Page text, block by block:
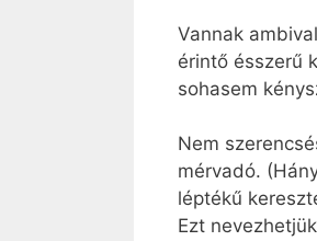
Vannak
érintő ésszerű
sohasem
Nem
mérvadó.
léptékű
Ezt